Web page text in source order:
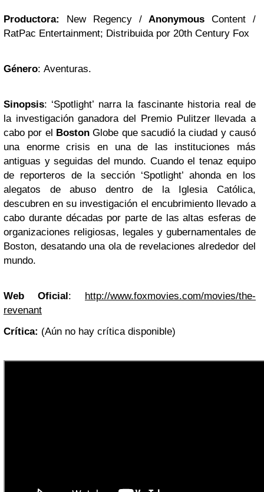
Productora: New Regency /Anonymous Content /
RatPac Entertainment; Distribuida por 20th Century Fox
Género: Aventuras.
Sinopsis: ‘Spotlight’ narra la fascinante historia real de
la investigación ganadora del Premio Pulitzer llevada a
cabo por el BostonGlobe que sacudió la ciudad y causó
una enorme crisis en una de las instituciones más
antiguas y seguidas del mundo. Cuando el tenaz equipo
de reporteros de la sección ‘Spotlight’ ahonda en los
alegatos de abuso dentro de la Iglesia Católica,
descubren en su investigación el encubrimiento llevado a
cabo durante décadas por parte de las altas esferas de
organizaciones religiosas, legales y gubernamentales de
Boston, desatando una ola de revelaciones alrededor del
mundo.
Web Oficial: http://www.foxmovies.com/movies/the-
revenant
Crítica: (Aún no hay crítica disponible)